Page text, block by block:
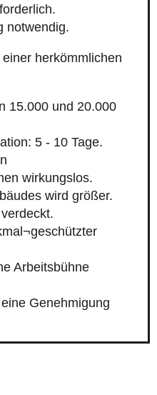
notwendig.
herkömmlichen
15.000 und 20.000
5 - 10 Tage.
wirkungslos.
wird größer.
Arbeitsbühne
Genehmigung